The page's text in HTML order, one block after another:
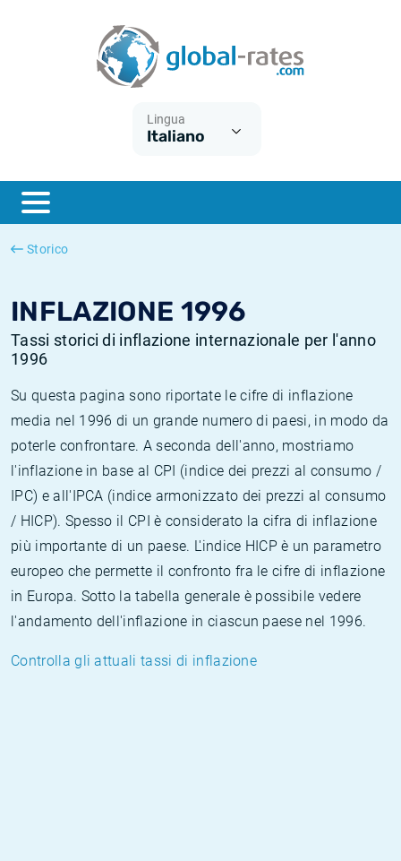
Lingua
Italiano
Storico
INFLAZIONE 1996
Tassi storici di inflazione internazionale per l'anno
1996
Su questa pagina sono riportate le cifre di inflazione
media nel 1996 di un grande numero di paesi, in modo da
poterle confrontare. A seconda dell'anno, mostriamo
l'inflazione in base al CPI (indice dei prezzi al consumo /
IPC) e all'IPCA (indice armonizzato dei prezzi al consumo
/ HICP). Spesso il CPI è considerato la cifra di inflazione
più importante di un paese. L'indice HICP è un parametro
europeo che permette il confronto fra le cifre di inflazione
in Europa. Sotto la tabella generale è possibile vedere
l'andamento dell'inflazione in ciascun paese nel 1996.
Controlla gli attuali tassi di inflazione
ESTER
SONIA
Cos'è l'inflazione CPI?
Cos'è l'inflazione HICP?
Inflazione Italia
Inflazione Stati Uniti
Tassi storici Euribor
Tassi storici di SONIA
Tassi storici di TONAR
Calcolatore dell’inflazione